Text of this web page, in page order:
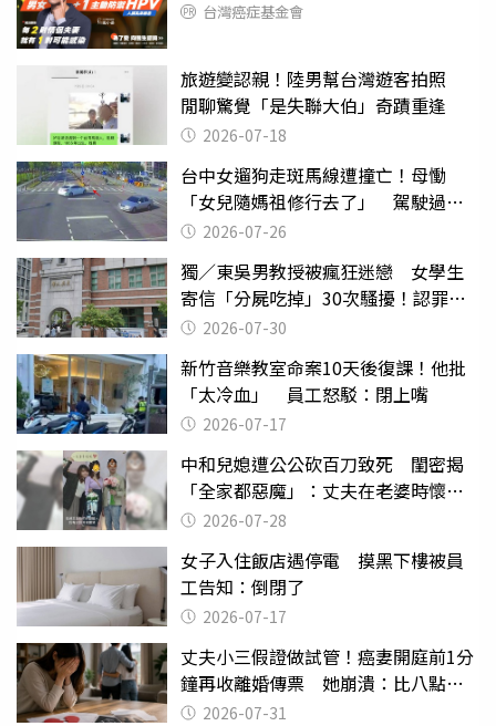
台灣癌症基金會
旅遊變認親！陸男幫台灣遊客拍照
閒聊驚覺「是失聯大伯」奇蹟重逢
2026-07-18
台中女遛狗走斑馬線遭撞亡！母慟
「女兒隨媽祖修行去了」 駕駛過失
致死判9月
2026-07-26
獨／東吳男教授被瘋狂迷戀 女學生
寄信「分屍吃掉」30次騷擾！認罪免
關 2026-07-30
新竹音樂教室命案10天後復課！他批
「太冷血」 員工怒駁：閉上嘴
2026-07-17
中和兒媳遭公公砍百刀致死 閨密揭
「全家都惡魔」：丈夫在老婆時懷孕
摔東西
2026-07-28
女子入住飯店遇停電 摸黑下樓被員
工告知：倒閉了
2026-07-17
丈夫小三假證做試管！癌妻開庭前1分
鐘再收離婚傳票 她崩潰：比八點檔
還扯2026-07-31